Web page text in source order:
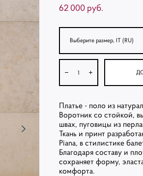
62 000 pуб.
Выберите размер, IT (RU)
Платье - поло из
Воротник со стойкой,
швах, пуговицы из
Ткань и принт
Piana, в стилистике
Благодаря составу и
сохраняет форму,
комфорта.